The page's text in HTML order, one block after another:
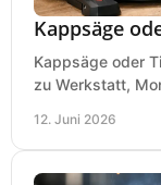
Kappsäge
Kappsäge oder
zu Werkstatt,
12. Juni 2026